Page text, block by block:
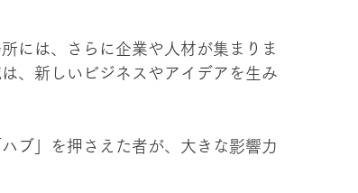
には、さらに企業や人材が集まりま
、新しいビジネスやアイデアを生み
ブ」を押さえた者が、大きな影響力